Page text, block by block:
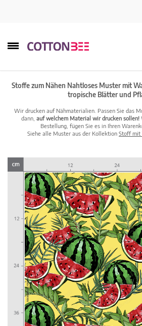
Stoffe zum Nähen Nahtloses Muster mit
tropische Blätter und
Wir drucken auf Nähmaterialien. Passen Sie das
dann, auf welchem Material wir drucken sollen!
Bestellung, fügen Sie es in Ihren
Siehe alle Muster aus der Kollektion Stoff mit